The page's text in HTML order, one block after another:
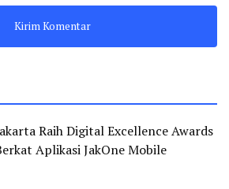
Raih Digital Excellence Awards
Aplikasi JakOne Mobile